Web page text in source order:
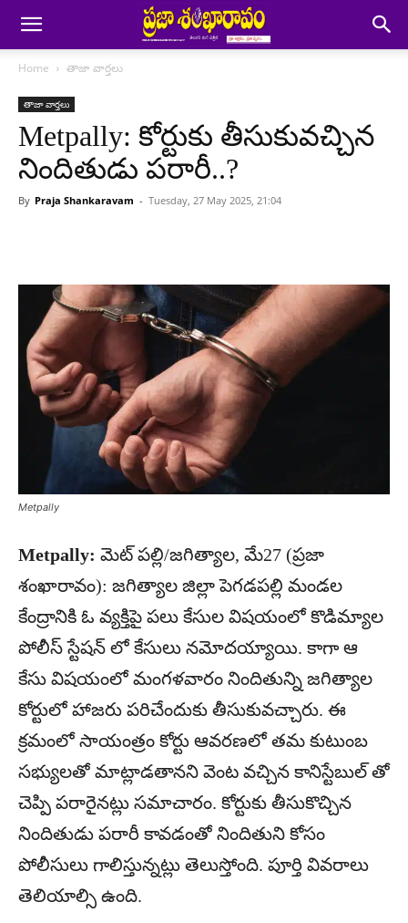
Home తాజా వార్తలు
తాజా వార్తలు
Metpally: కోర్టుకు తీసుకువచ్చిన
నిందితుడు పరారీ..?
By Praja Shankaravam - Tuesday, 27 May 2025, 21:04
Metpally
Metpally: మెట్ పల్లి/జగిత్యాల, మే27 (ప్రజా
శంఖారావం): జగిత్యాల జిల్లా పెగడపల్లి మండల
కేంద్రానికి ఓ వ్యక్తిపై పలు కేసుల విషయంలో కొడిమ్యాల
పోలీస్ స్టేషన్ లో కేసులు నమోదయ్యాయి. కాగా ఆ
కేసు విషయంలో మంగళవారం నిందితున్ని జగిత్యాల
కోర్టులో హాజరు పరిచేందుకు తీసుకువచ్చారు. ఈ
క్రమంలో సాయంత్రం కోర్టు ఆవరణలో తమ కుటుంబ
సభ్యులతో మాట్లాడతానని వెంట వచ్చిన కానిస్టేబుల్ తో
చెప్పి పరారైనట్లు సమాచారం. కోర్టుకు తీసుకొచ్చిన
నిందితుడు పరారీ కావడంతో నిందితుని కోసం
పోలీసులు గాలిస్తున్నట్లు తెలుస్తోంది. పూర్తి వివరాలు
తెలియాల్సి ఉంది.